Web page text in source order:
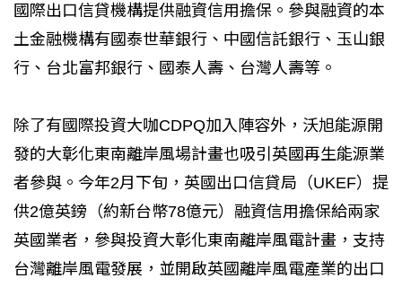
國際出口信貸機構提供融資信用擔保。參與融資的本
土金融機構有國泰世華銀行、中國信託銀行、玉山銀
行、台北富邦銀行、國泰人壽、台灣人壽等。
除了有國際投資大咖CDPQ加入陣容外，沃旭能源開
發的大彰化東南離岸風場計畫也吸引英國再生能源業
者參與。今年2月下旬，英國出口信貸局（UKEF）提
供2億英鎊（約新台幣78億元）融資信用擔保給兩家
英國業者，參與投資大彰化東南離岸風電計畫，支持
台灣離岸風電發展，並開啟英國離岸風電產業的出口